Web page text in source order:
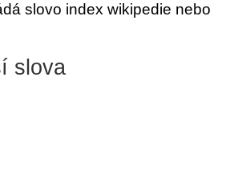
slovo index wikipedie nebo
slova